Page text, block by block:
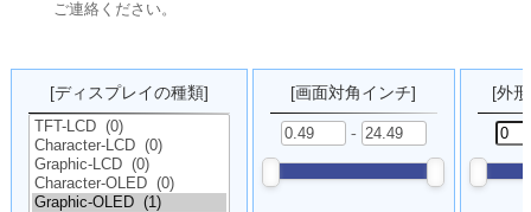
ご連絡ください。
[ディスプレイの種類] [画面対角インチ]
-
[外